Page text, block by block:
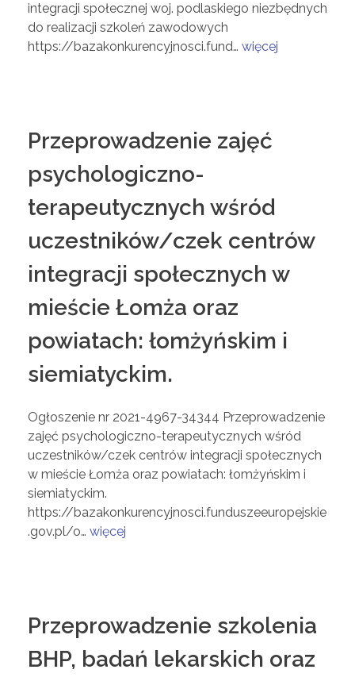
integracji społecznej woj. podlaskiego niezbędnych
do realizacji szkoleń zawodowych
https://bazakonkurencyjnosci.fund… więcej
Przeprowadzenie zajęć
psychologiczno-
terapeutycznych wśród
uczestników/czek centrów
integracji społecznych w
mieście Łomża oraz
powiatach: łomżyńskim i
siemiatyckim.
Ogłoszenie nr 2021-4967-34344 Przeprowadzenie
zajęć psychologiczno-terapeutycznych wśród
uczestników/czek centrów integracji społecznych
w mieście Łomża oraz powiatach: łomżyńskim i
siemiatyckim.
https://bazakonkurencyjnosci.funduszeeuropejskie
.gov.pl/o… więcej
Przeprowadzenie szkolenia
BHP, badań lekarskich oraz